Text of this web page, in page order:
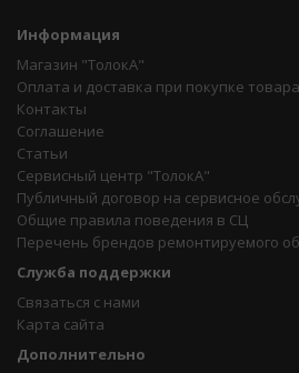
Информация
Магазин "ТолокА"
Оплата и доставка при покупке
Контакты
Соглашение
Статьи
Сервисный центр "ТолокА"
Публичный договор на сервисное
Общие правила поведения в СЦ
Перечень брендов ремонтируемого
Служба поддержки
Связаться с нами
Карта сайта
Дополнительно